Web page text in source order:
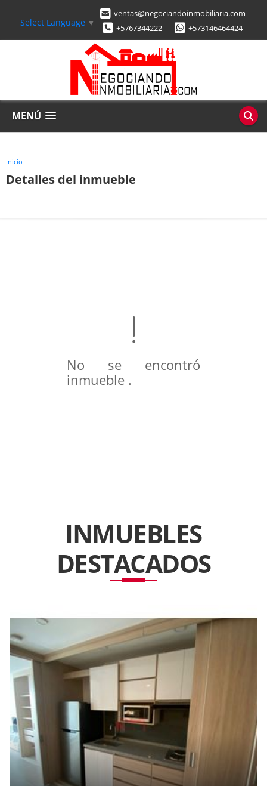
Select Language ▼
ventas@negociandoinmobiliaria.com
+5767344222
+573146464424
MENÚ
Inicio
Detalles del inmueble
No se encontró
inmueble .
INMUEBLES
DESTACADOS